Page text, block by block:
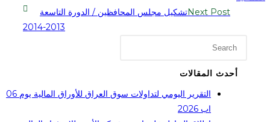
Next Postتشكيل مجلس المحافظين / الدورة التاسعة
2013-2014
أحدث المقالات
التقرير اليومي لتداولات سوق العراق للأوراق المالية يوم 06
اب 2026